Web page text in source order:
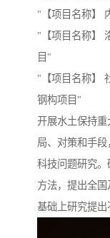
"【项目名称】
"【项目名称】
目"
"【项目名称】
钢构项目"
开展水土保持
局、对策和手
科技问题研究
方法，提出全
基础上研究提出